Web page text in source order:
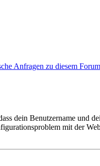
Anfragen zu diesem
dein Benutzername und
mit der